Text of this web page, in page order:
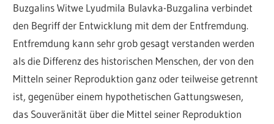
Buzgalins Witwe Lyudmila Bulavka-Buzgalina verbindet
den Begriff der Entwicklung mit dem der Entfremdung.
Entfremdung kann sehr grob gesagt verstanden werden
als die Differenz des historischen Menschen, der von den
Mitteln seiner Reproduktion ganz oder teilweise getrennt
ist, gegenüber einem hypothetischen Gattungswesen,
das Souveränität über die Mittel seiner Reproduktion